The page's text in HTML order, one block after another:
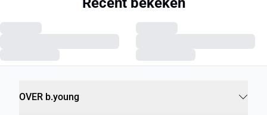
OVER b.young